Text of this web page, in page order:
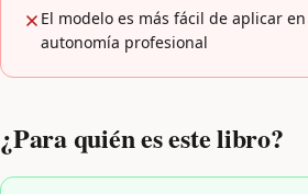
El modelo es más fácil de aplicar
autonomía profesional
¿Para quién es este libro?